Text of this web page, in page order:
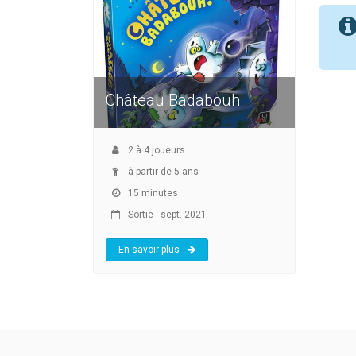
Château Badabouh
2 à 4 joueurs
à partir de 5 ans
15 minutes
Sortie : sept. 2021
En savoir plus